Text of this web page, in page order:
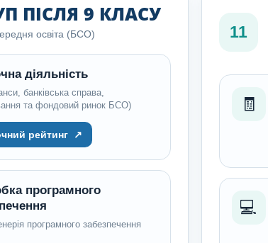
ПІСЛЯ 9 КЛАСУ
освіта (БСО)
діяльність
банківська справа,
та фондовий ринок БСО)
рейтинг ↗
програмного
програмного забезпечення
11
🧾
💻